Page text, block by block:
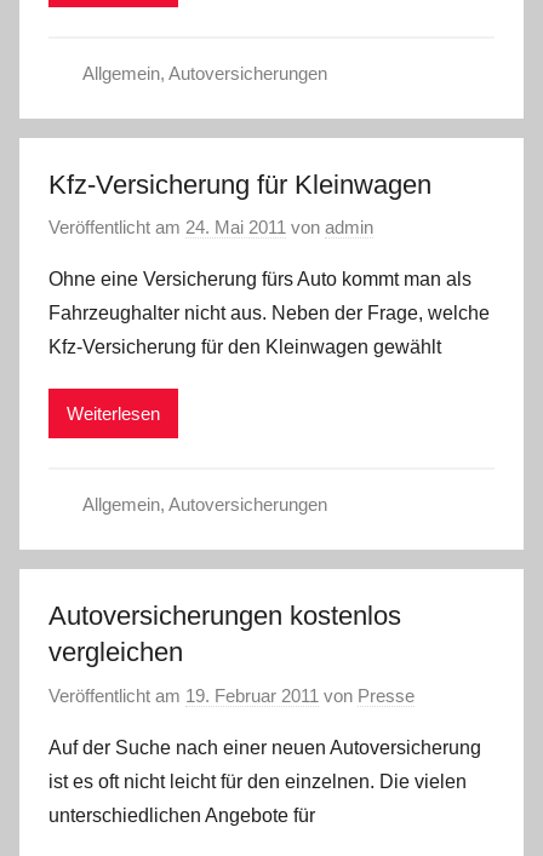
Allgemein, Autoversicherungen
Kfz-Versicherung für Kleinwagen
Veröffentlicht am 24. Mai 2011 von admin
Ohne eine Versicherung fürs Auto kommt man als
Fahrzeughalter nicht aus. Neben der Frage, welche
Kfz-Versicherung für den Kleinwagen gewählt
Weiterlesen
Allgemein, Autoversicherungen
Autoversicherungen kostenlos
vergleichen
Veröffentlicht am 19. Februar 2011 von Presse
Auf der Suche nach einer neuen Autoversicherung
ist es oft nicht leicht für den einzelnen. Die vielen
unterschiedlichen Angebote für